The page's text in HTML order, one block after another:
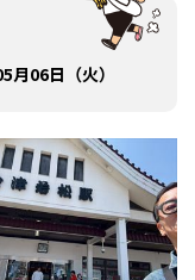
06日（火）